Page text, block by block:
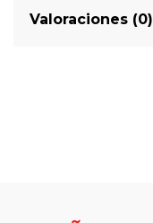
Valoraciones (0)